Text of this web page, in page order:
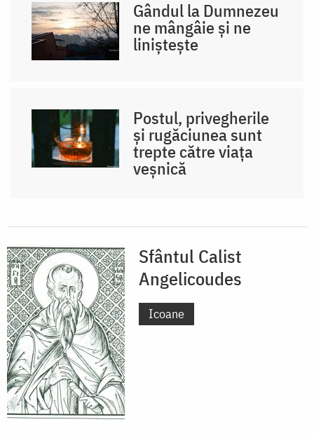
Gândul la Dumnezeu
ne mângâie și ne
liniștește
Postul, privegherile
și rugăciunea sunt
trepte către viața
veșnică
Sfântul Calist
Angelicoudes
Icoane